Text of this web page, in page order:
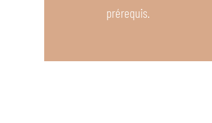
prérequis.